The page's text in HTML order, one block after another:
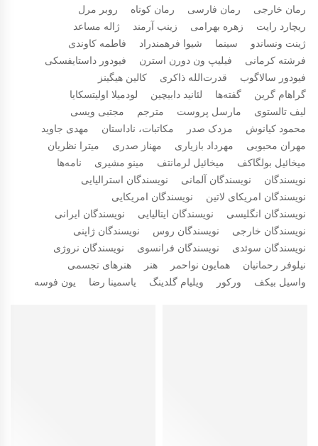
رمان خارجی
رمان فارسی رمان کوتاه
روبر مرل
ریچارد رایت
زهره بهرامی زینب آرمند
ژاله مساعد
ژینت ونساندو
سینما شیوا فرهمندراد
فاطمه کاوندی
فرشته کرمانی
فیلیپ ون دورن استرن
فیودور داستایفسکی
فیودور سالاگوب
قدرت‌الله ذاکری
کالین هیگینز
گراهام گرین
گفته‌ها لئانید دابیچین
لودمیلا اولیتسکایا
لیف تالستوی
مارسل پروست مترجم
مجتبی ویسی
محمود کیانوش
مزدک صدر مکاتبات، ناداستان
مهدی جاوید
مهران محبوبی
مهرداد بازیاری مهناز صدری
میترا نظریان
میخائیل بولگاکف
میخائیل لرمانتف مینو مشیری
نامه‌ها
نویسندگان
نویسندگان آلمانی
نویسندگان استرالیایی
نویسندگان امریکای لاتین
نویسندگان امریکایی
نویسندگان انگلیسی
نویسندگان ایتالیایی
نویسندگان ایرانی
نویسندگان خارجی
نویسندگان روس
نویسندگان ژاپنی
نویسندگان سوئدی
نویسندگان فرانسوی
نویسندگان نروژی
نیلوفر رحمانیان
همایون نواحمر هنر
هنرهای تجسمی
واسیل بیکف
ورکور ویلیام گلدینگ یاسمینا رضا یون فوسه